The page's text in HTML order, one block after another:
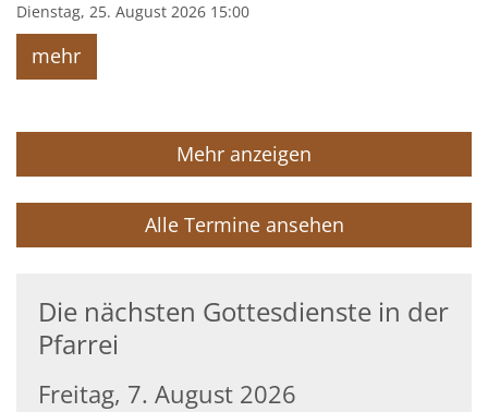
Dienstag, 25. August 2026 15:00
mehr
Mehr anzeigen
Alle Termine ansehen
Die nächsten Gottesdienste in der
Pfarrei
Freitag, 7. August 2026